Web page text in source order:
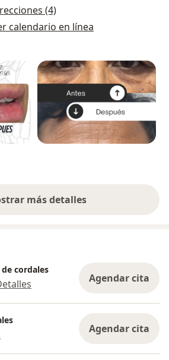
(4)
calendario en línea
más detalles
sobre la experiencia
cordales
Agendar cita
Agendar cita